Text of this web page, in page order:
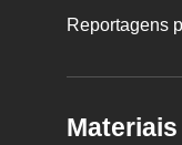
Reportagens